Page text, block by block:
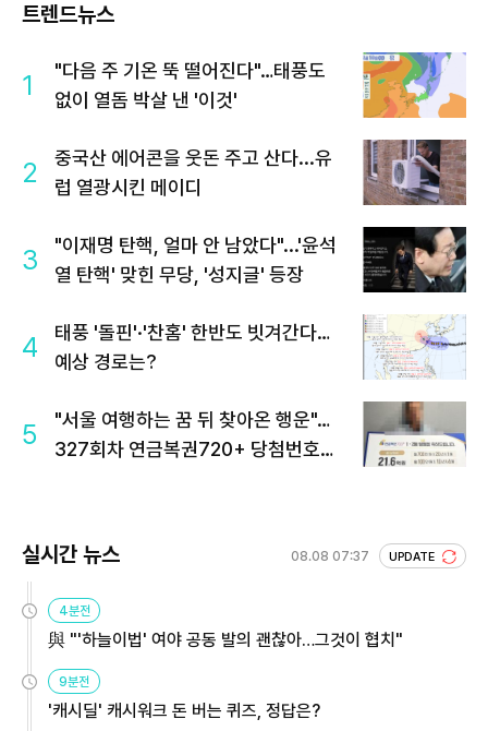
트렌드뉴스
1
"다음 주 기온 뚝 떨어진다"…태풍도
없이 열돔 박살 낸 '이것'
2
중국산 에어콘을 웃돈 주고 산다...유
럽 열광시킨 메이디
3
"이재명 탄핵, 얼마 안 남았다"...'윤석
열 탄핵' 맞힌 무당, '성지글' 등장
4
태풍 '돌핀'·'찬홈' 한반도 빗겨간다…
예상 경로는?
5
"서울 여행하는 꿈 뒤 찾아온 행운"…
327회차 연금복권720+ 당첨번호조
실시간 뉴스 08.08 07:37 UPDATE
4분전
與 "'하늘이법' 여야 공동 발의 괜찮아…그것이 협치"
9분전
'캐시딜' 캐시워크 돈 버는 퀴즈, 정답은?